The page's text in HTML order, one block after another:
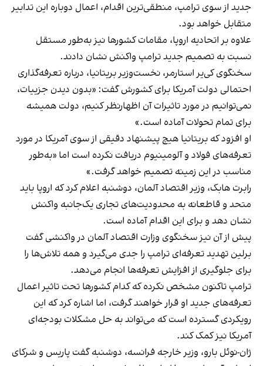
جدید از سوی ترامپ، منطقی‌ترین اقدام، اعمال دوباره این تدابیر
متقابل خواهد بود.
علاوه بر اتحادیه اروپا، مقامات کشورها نیز به‌طور مستقل
نسبت به تصمیم جدید ترامپ واکنش نشان دادند.
سخنگوی کی‌یر استارمر، نخست‌وزیر بریتانیا،‌ درباره تعرفه‌گذاری
احتمالی دولت آمریکا برای کشورش گفت: «بدون دیدن جزییات،
نمی‌توانیم در مورد تاثیرات آن اظهارنظر کنیم، دولت همیشه
برای تمام تحولات آماده است.»
او افزود که بریتانیا هیچ پیشنهاد دقیقی از سوی آمریکا در مورد
تعرفه‌های فولاد و آلومینیوم دریافت نکرده است اما «به‌طور
مناسب در این زمینه تصمیم خواهد گرفت.»
رابرت هابک، وزیر اقتصاد آلمان، دوشنبه اعلام کرد که اروپا باید
متحد و قاطعانه به محدودیت‌های تجاری یک‌جانبه واکنش
نشان دهد و برای این اقدام آماده است.
پیش از آن نیز سخنگوی وزارت اقتصاد آلمان در واکنشی گفت
برلین تهدید تعرفه‌ای ترامپ را جدی می‌گیرد و همه تلاش‌ها را
برای جلوگیری از افزایش تعرفه‌ها انجام می‌دهد.
ترامپ تاکنون مشخص نکرده که کدام کشورها تحت تاثیر اعمال
تعرفه‌های جدید او قرار خواهند گرفت، اما اشاره کرد که این
رویکردی گسترده است که می‌تواند به حل مشکلات بودجه‌ای
آمریکا نیز کمک کند.
ژان-نوئل بارو، وزیر خارجه فرانسه، دوشنبه گفت پاریس و شرکای